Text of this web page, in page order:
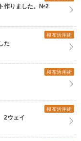
作りました。№2
和布活用術
た
和布活用術
和布活用術
2ウェイ